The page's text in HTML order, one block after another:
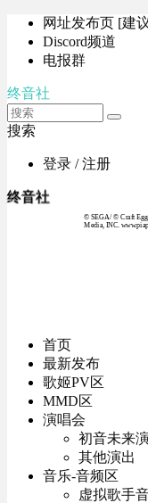
网址发布页 [建
Discord频道
电报群
终音社
搜索
登录 / 注册
终音社
© SEGA / © Craft
Media, INC.
首页
最新发布
歌姬PV区
MMD区
演唱会
初音未来
其他演出
音乐-音频区
虚拟歌手